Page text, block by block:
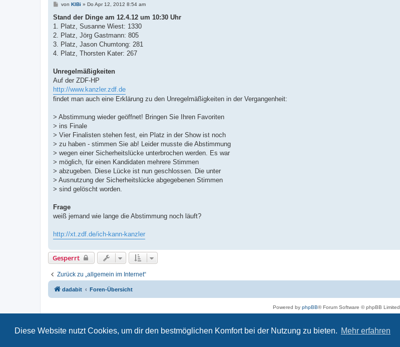
Diese Website nutzt Cookies, um dir den bestmöglichen Komfort bei der Nutzung zu bieten. Mehr erfahren
B
i
a
von KlBi » Do Apr 12, 2012 8:54 am
Stand der Dinge am 12.4.12 um 10:30 Uhr
1. Platz, Susanne Wiest: 1330
2. Platz, Jörg Gastmann: 805
3. Platz, Jason Chumtong: 281
4. Platz, Thorsten Kater: 267
Unregelmäßigkeiten
Auf der ZDF-HP
http://www.kanzler.zdf.de
findet man auch eine Erklärung zu den Unregelmäßigkeiten in der Vergangenheit:
> Abstimmung wieder geöffnet! Bringen Sie Ihren Favoriten
> ins Finale
> Vier Finalisten stehen fest, ein Platz in der Show ist noch
> zu haben - stimmen Sie ab! Leider musste die Abstimmung
> wegen einer Sicherheitslücke unterbrochen werden. Es war
> möglich, für einen Kandidaten mehrere Stimmen
> abzugeben. Diese Lücke ist nun geschlossen. Die unter
> Ausnutzung der Sicherheitslücke abgegebenen Stimmen
> sind gelöscht worden.
Frage
weiß jemand wie lange die Abstimmung noch läuft?
http://xt.zdf.de/ich-kann-kanzler
Gesperrt
Zurück zu „allgemein im Internet“
dadabit Foren-Übersicht
Powered by phpBB® Forum Software © phpBB Limited